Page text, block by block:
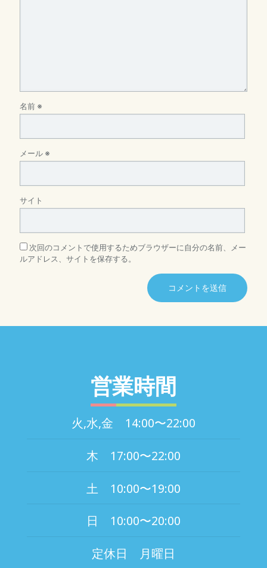
名前 ※
メール ※
サイト
次回のコメントで使用するためブラウザーに自分の名前、メー
ルアドレス、サイトを保存する。
営業時間
火,水,金 14:00〜22:00
木 17:00〜22:00
土 10:00〜19:00
日 10:00〜20:00
定休日 月曜日